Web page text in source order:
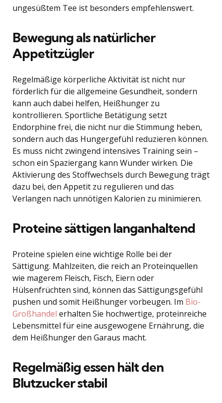
ungesüßtem Tee ist besonders empfehlenswert.
Bewegung als natürlicher
Appetitzügler
Regelmäßige körperliche Aktivität ist nicht nur
förderlich für die allgemeine Gesundheit, sondern
kann auch dabei helfen, Heißhunger zu
kontrollieren. Sportliche Betätigung setzt
Endorphine frei, die nicht nur die Stimmung heben,
sondern auch das Hungergefühl reduzieren können.
Es muss nicht zwingend intensives Training sein –
schon ein Spaziergang kann Wunder wirken. Die
Aktivierung des Stoffwechsels durch Bewegung trägt
dazu bei, den Appetit zu regulieren und das
Verlangen nach unnötigen Kalorien zu minimieren.
Proteine sättigen langanhaltend
Proteine spielen eine wichtige Rolle bei der
Sättigung. Mahlzeiten, die reich an Proteinquellen
wie magerem Fleisch, Fisch, Eiern oder
Hülsenfrüchten sind, können das Sättigungsgefühl
pushen und somit Heißhunger vorbeugen. Im Bio-
Großhandel erhalten Sie hochwertige, proteinreiche
Lebensmittel für eine ausgewogene Ernährung, die
dem Heißhunger den Garaus macht.
Regelmäßig essen hält den
Blutzucker stabil